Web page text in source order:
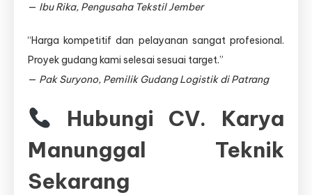
— Ibu Rika, Pengusaha Tekstil Jember
“Harga kompetitif dan pelayanan sangat profesional.
Proyek gudang kami selesai sesuai target.”
— Pak Suryono, Pemilik Gudang Logistik di Patrang
Hubungi CV. Karya
Manunggal Teknik
Sekarang